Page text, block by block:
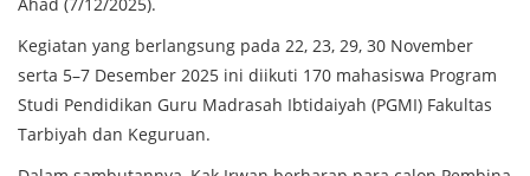
Kegiatan yang berlangsung pada 22, 23, 29, 30 November
serta 5–7 Desember 2025 ini diikuti 170 mahasiswa Program
Studi Pendidikan Guru Madrasah Ibtidaiyah (PGMI) Fakultas
Tarbiyah dan Keguruan.